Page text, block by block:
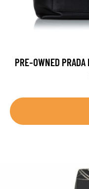
PRE-OWNED PRADA